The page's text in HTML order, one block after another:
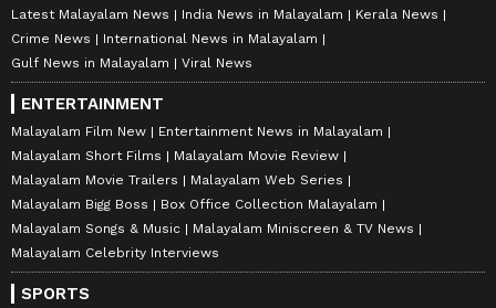
Latest Malayalam News
India News in Malayalam
Kerala News
Crime News
International News in Malayalam
Gulf News in Malayalam
Viral News
ENTERTAINMENT
Malayalam Film New
Entertainment News in Malayalam
Malayalam Short Films
Malayalam Movie Review
Malayalam Movie Trailers
Malayalam Web Series
Malayalam Bigg Boss
Box Office Collection Malayalam
Malayalam Songs & Music
Malayalam Miniscreen & TV News
Malayalam Celebrity Interviews
SPORTS